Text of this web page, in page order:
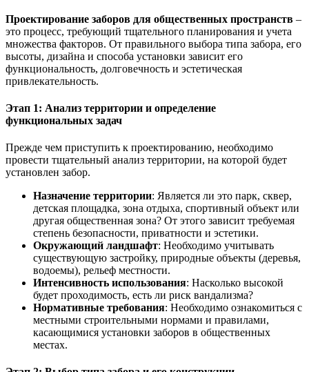
Проектирование заборов для общественных пространств –
это процесс, требующий тщательного планирования и учета
множества факторов. От правильного выбора типа забора, его
высоты, дизайна и способа установки зависит его
функциональность, долговечность и эстетическая
привлекательность.
Этап 1: Анализ территории и определение
функциональных задач
Прежде чем приступить к проектированию, необходимо
провести тщательный анализ территории, на которой будет
установлен забор.
Назначение территории: Является ли это парк, сквер,
детская площадка, зона отдыха, спортивный объект или
другая общественная зона? От этого зависит требуемая
степень безопасности, приватности и эстетики.
Окружающий ландшафт: Необходимо учитывать
существующую застройку, природные объекты (деревья,
водоемы), рельеф местности.
Интенсивность использования: Насколько высокой
будет проходимость, есть ли риск вандализма?
Нормативные требования: Необходимо ознакомиться с
местными строительными нормами и правилами,
касающимися установки заборов в общественных
местах.